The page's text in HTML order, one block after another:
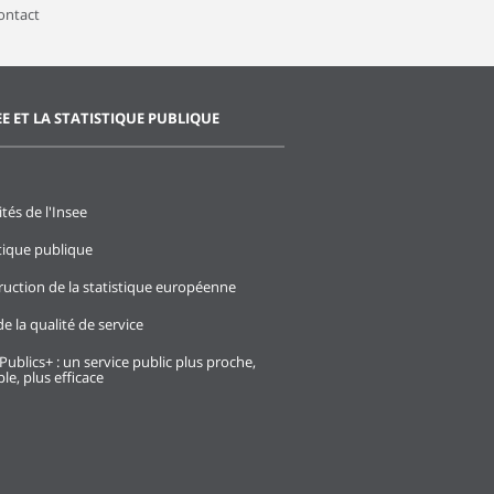
ET LA STATISTIQUE PUBLIQUE
de l'Insee
publique
de la statistique européenne
la qualité de service
: un service public plus proche,
plus efficace